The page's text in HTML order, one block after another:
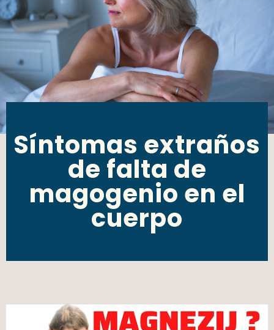
Síntomas extraños
de falta de
magogenio en el
cuerpo